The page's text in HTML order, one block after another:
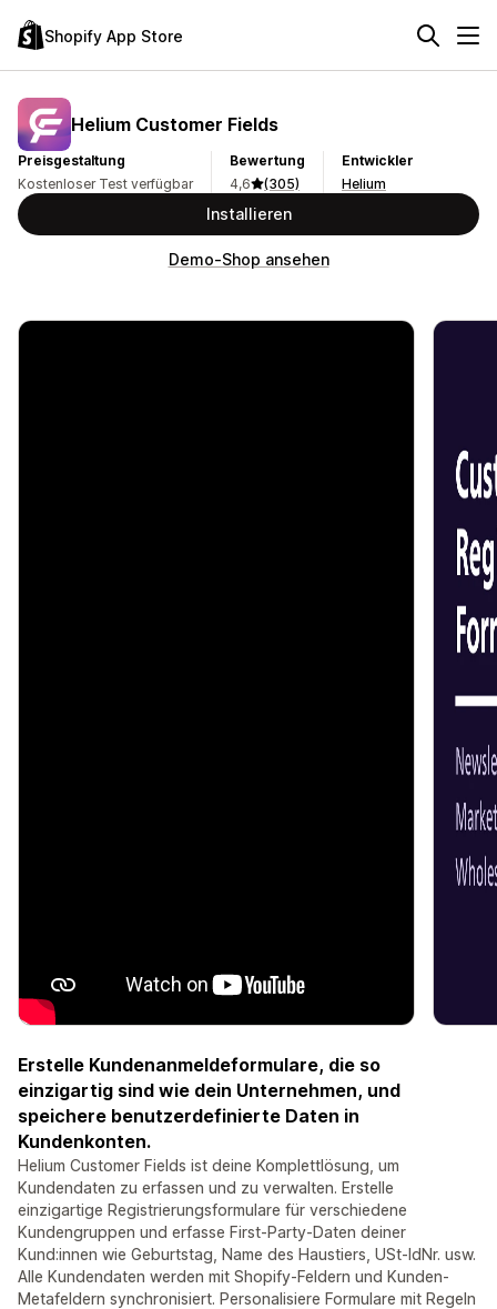
Shopify App Store
Helium Customer Fields
Preisgestaltung
Kostenloser Test verfügbar
Bewertung
4,6
(305)
Entwickler
Helium
Installieren
Demo-Shop ansehen
Erstelle Kundenanmeldeformulare, die so
einzigartig sind wie dein Unternehmen, und
speichere benutzerdefinierte Daten in
Kundenkonten.
Helium Customer Fields ist deine Komplettlösung, um
Kundendaten zu erfassen und zu verwalten. Erstelle
einzigartige Registrierungsformulare für verschiedene
Kundengruppen und erfasse First-Party-Daten deiner
Kund:innen wie Geburtstag, Name des Haustiers, USt-IdNr. usw.
Alle Kundendaten werden mit Shopify-Feldern und Kunden-
Metafeldern synchronisiert. Personalisiere Formulare mit Regeln